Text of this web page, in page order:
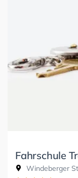
Fahrschule
Windeberger